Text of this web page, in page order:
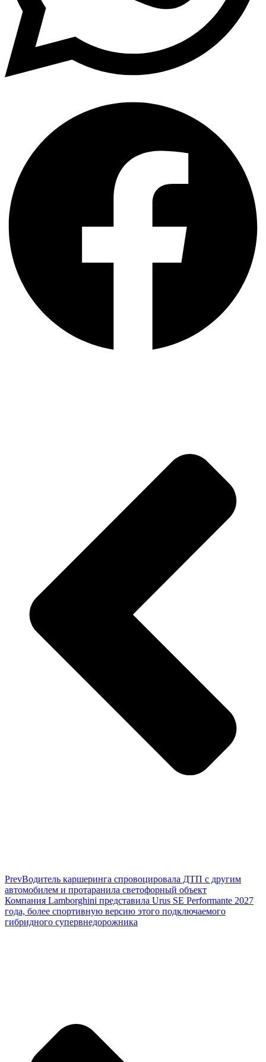
PrevВодитель каршеринга спровоцировала ДТП с другим
автомобилем и протаранила светофорный объект
Компания Lamborghini представила Urus SE Performante 2027
года, более спортивную версию этого подключаемого
гибридного супервнедорожника